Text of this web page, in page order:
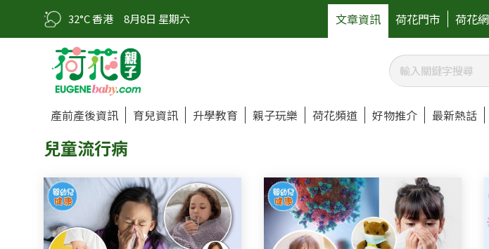
32°C 香港 8月8日 星期六 文章資訊 荷花門市 荷花
產前產後資訊 育兒資訊 升學教育 親子玩樂 荷花頻道 好物推介 最新熱話
兒童流行病